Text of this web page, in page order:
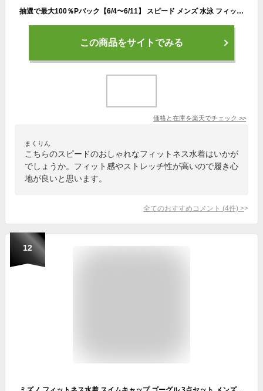
抽選で最大100％Pバック【6/4〜6/11】 スピード メンズ 水泳 フィットネス水着 Big Liner Jammer ビッグライナージャマー SF62060 SPEEDO
この商品をサイトでみる
価格と在庫を楽天でチェック >>
まくりん
こちらのスピードのおしゃれなフィットネス水着はいかが
でしょうか。フィット感やストレッチ性が高いので履き心
地が良いと思います。
全てのおすすめコメント (4件) >
12
ミズノ フィットネス水着 スイムキャップ ゴーグル 3点セット メンズ N2MB9A03-09+85BO30009+85YA13009 男性用 水着 MIZUNO